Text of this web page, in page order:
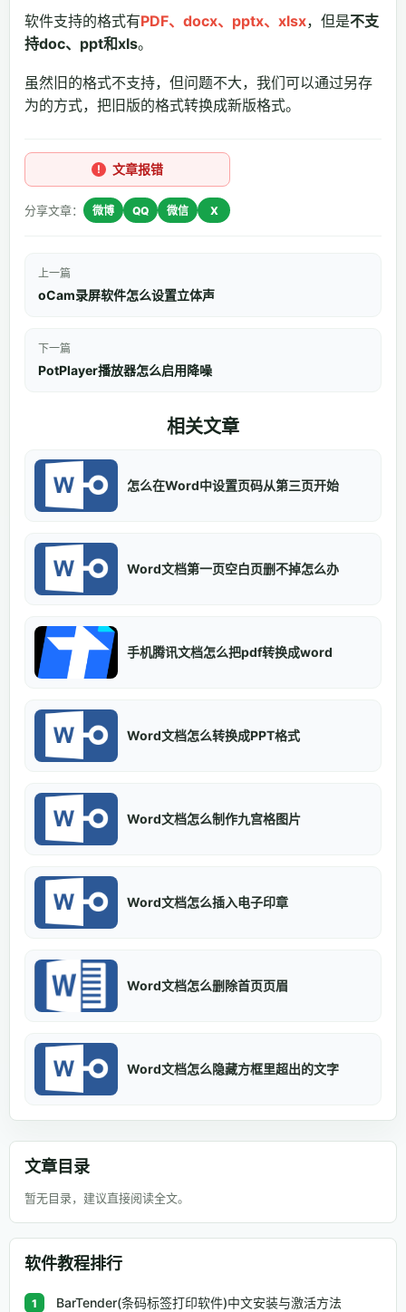
软件支持的格式有PDF、docx、pptx、xlsx，但是不支
持doc、ppt和xls。
虽然旧的格式不支持，但问题不大，我们可以通过另存
为的方式，把旧版的格式转换成新版格式。
文章报错
分享文章： 微博 QQ 微信 X
上一篇
oCam录屏软件怎么设置立体声
下一篇
PotPlayer播放器怎么启用降噪
相关文章
怎么在Word中设置页码从第三页开始
Word文档第一页空白页删不掉怎么办
手机腾讯文档怎么把pdf转换成word
Word文档怎么转换成PPT格式
Word文档怎么制作九宫格图片
Word文档怎么插入电子印章
Word文档怎么删除首页页眉
Word文档怎么隐藏方框里超出的文字
文章目录
暂无目录，建议直接阅读全文。
软件教程排行
1 BarTender(条码标签打印软件)中文安装与激活方法